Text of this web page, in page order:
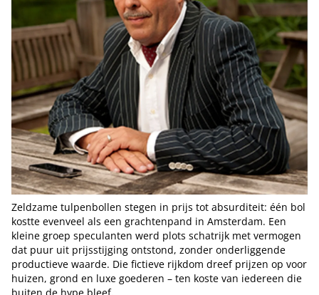
Zeldzame tulpenbollen stegen in prijs tot absurditeit: één bol
kostte evenveel als een grachtenpand in Amsterdam. Een
kleine groep speculanten werd plots schatrijk met vermogen
dat puur uit prijsstijging ontstond, zonder onderliggende
productieve waarde. Die fictieve rijkdom dreef prijzen op voor
huizen, grond en luxe goederen – ten koste van iedereen die